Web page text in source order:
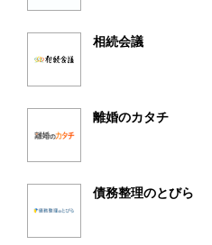
相続会議
離婚のカタチ
債務整理のとびら